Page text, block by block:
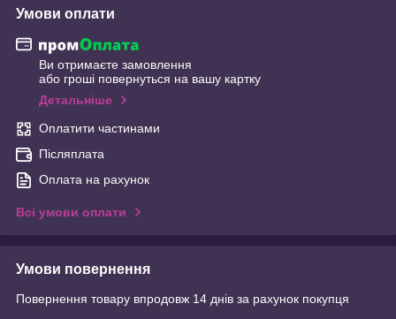
Умови оплати
Ви отримаєте замовлення
або гроші повернуться на вашу картку
Детальніше
Оплатити частинами
Післяплата
Оплата на рахунок
Всі умови оплати
Умови повернення
Повернення товару впродовж 14 днів за рахунок покупця